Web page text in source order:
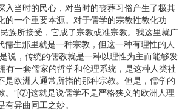
当时的民心，对当时的丧葬习俗产生了极其
一个重要本源。对于儒学的宗教性教化功
族所接受，它成了宗教或准宗教。我这里就广
生那里就是一种宗教，但这一种有理性的人
说，传统的儒教就是一种以理性为主而能够发
有一套儒家的哲学和伦理系统，是这种人类社
欧洲人通常所指的那种宗教。但是，儒学的
。”[⑦]这就是说儒学不是严格狭义的欧洲人理
异曲同工之妙。